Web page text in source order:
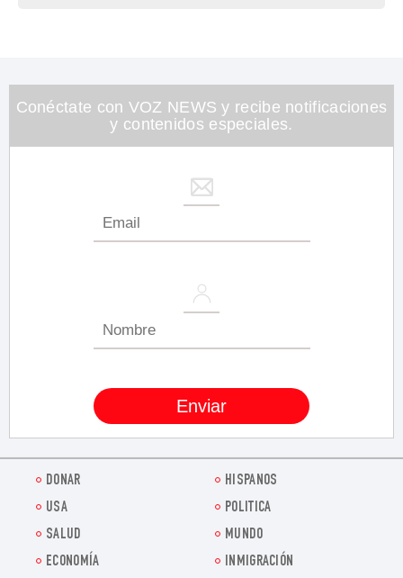
Conéctate con VOZ NEWS y recibe notificaciones
y contenidos especiales.
DONAR
HISPANOS
USA
POLITICA
SALUD
MUNDO
ECONOMÍA
INMIGRACIÓN